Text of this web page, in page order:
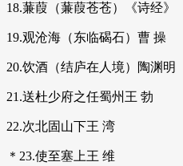
18.蒹葭（蒹葭苍苍）《诗经》
19.观沧海（东临碣石）曹 操
20.饮酒（结庐在人境）陶渊明
21.送杜少府之任蜀州王 勃
22.次北固山下王 湾
＊23.使至塞上王 维